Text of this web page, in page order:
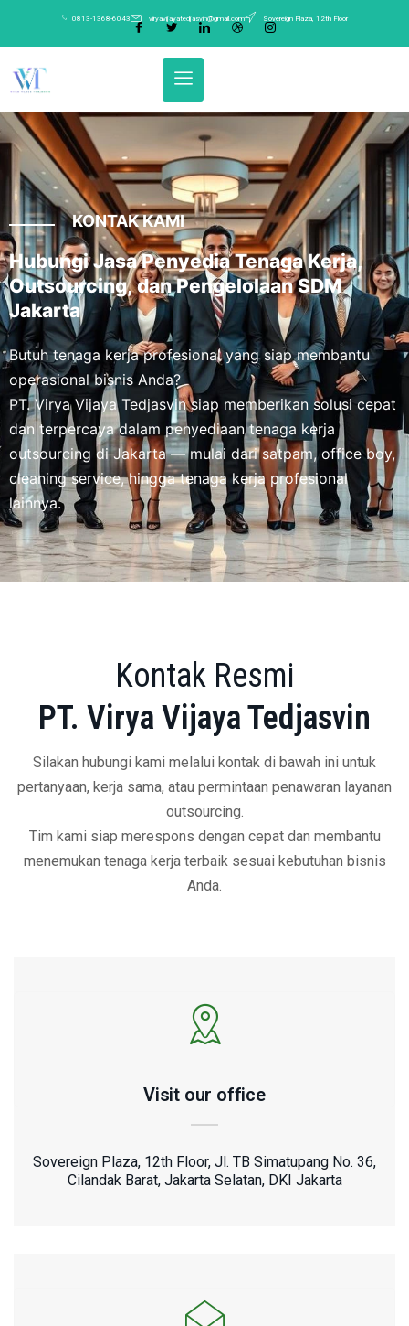
0813-1368-6043 viryavijayatedjasvin@gmail.com Sovereign Plaza, 12th Floor
KONTAK KAMI
Hubungi Jasa Penyedia Tenaga Kerja,
Outsourcing, dan Pengelolaan SDM
Jakarta
Butuh tenaga kerja profesional yang siap membantu
operasional bisnis Anda?
PT. Virya Vijaya Tedjasvin siap memberikan solusi cepat
dan terpercaya dalam penyediaan tenaga kerja
outsourcing di Jakarta — mulai dari satpam, office boy,
cleaning service, hingga tenaga kerja profesional
lainnya.
Kontak Resmi
PT. Virya Vijaya Tedjasvin
Silakan hubungi kami melalui kontak di bawah ini untuk
pertanyaan, kerja sama, atau permintaan penawaran layanan
outsourcing.
Tim kami siap merespons dengan cepat dan membantu
menemukan tenaga kerja terbaik sesuai kebutuhan bisnis
Anda.
Visit our office
Sovereign Plaza, 12th Floor, Jl. TB Simatupang No. 36,
Cilandak Barat, Jakarta Selatan, DKI Jakarta